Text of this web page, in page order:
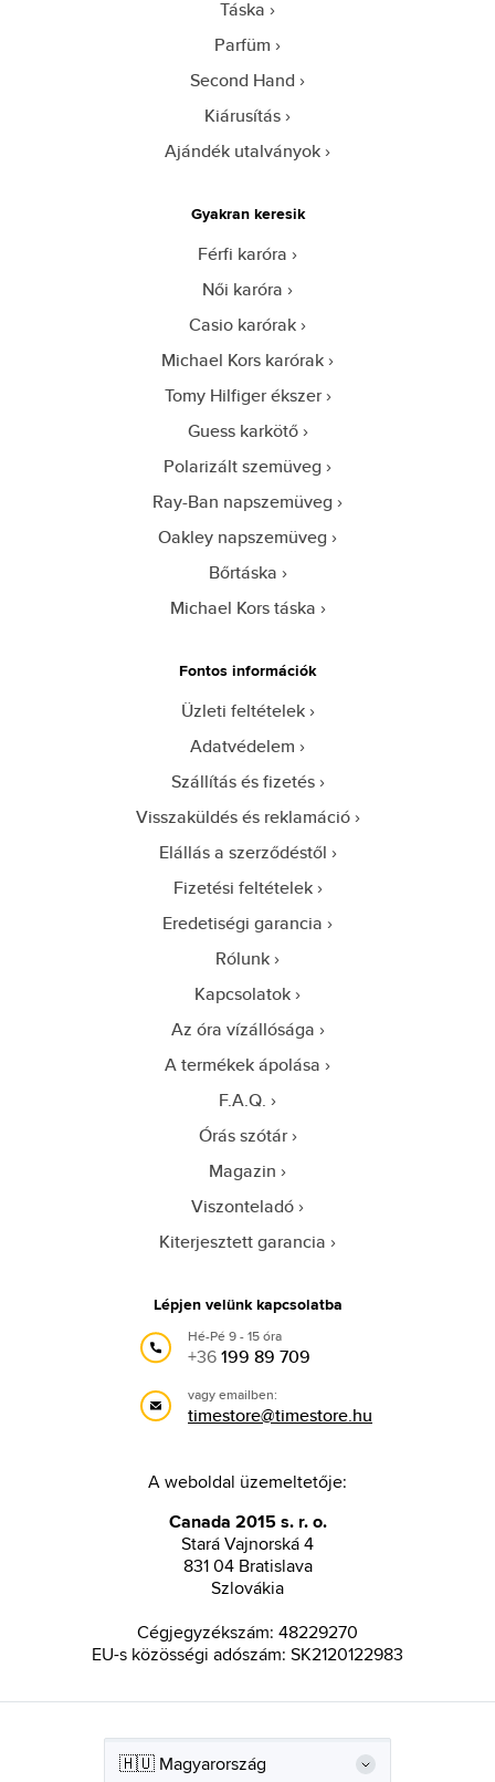
Táska
Parfüm
Second Hand
Kiárusítás
Ajándék utalványok
Gyakran keresik
Férfi karóra
Női karóra
Casio karórak
Michael Kors karórak
Tomy Hilfiger ékszer
Guess karkötő
Polarizált szemüveg
Ray-Ban napszemüveg
Oakley napszemüveg
Bőrtáska
Michael Kors táska
Fontos információk
Üzleti feltételek
Adatvédelem
Szállítás és fizetés
Visszaküldés és reklamáció
Elállás a szerződéstől
Fizetési feltételek
Eredetiségi garancia
Rólunk
Kapcsolatok
Az óra vízállósága
A termékek ápolása
F.A.Q.
Órás szótár
Magazin
Viszonteladó
Kiterjesztett garancia
Lépjen velünk kapcsolatba
Hé-Pé 9 - 15 óra
+36199 89 709
vagy emailben:
timestore@timestore.hu
A weboldal üzemeltetője:
Canada 2015 s. r. o.
Stará Vajnorská 4
831 04 Bratislava
Szlovákia
Cégjegyzékszám: 48229270
EU-s közösségi adószám: SK2120122983